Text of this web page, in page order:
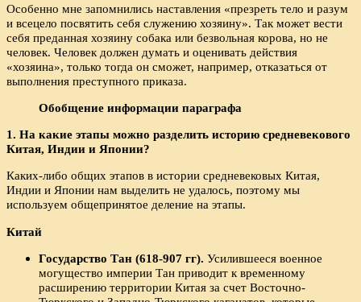
Особенно мне запомнились наставления «презреть тело и разум
и всецело посвятить себя служению хозяину». Так может вести
себя преданная хозяину собака или безвольная корова, но не
человек. Человек должен думать и оценивать действия
«хозяина», только тогда он сможет, например, отказаться от
выполнения преступного приказа.
Обобщение информации параграфа
1. На какие этапы можно разделить историю средневекового
Китая, Индии и Японии?
Каких-либо общих этапов в истории средневековых Китая,
Индии и Японии нам выделить не удалось, поэтому мы
используем общепринятое деление на этапы.
Китай
Государство Тан (618-907 гг). Усилившееся военное
могущество империи Тан приводит к временному
расширению территории Китая за счет Восточно-